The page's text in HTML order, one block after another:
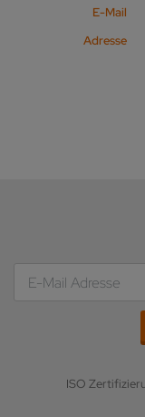
E-Mail
Adresse
ISO